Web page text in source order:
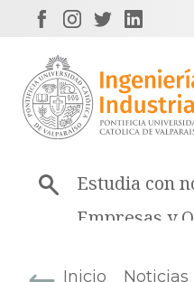
Estudia con
Empresas y
Inicio Noticias